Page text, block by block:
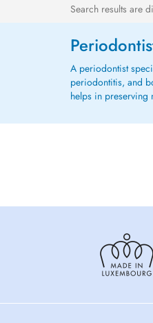
Search results are
A periodontist
periodontitis, and
helps in preserving